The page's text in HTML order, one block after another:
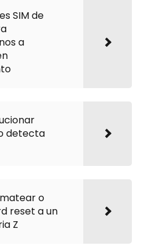
SIM de
a
detecta
o
reset a un
Z